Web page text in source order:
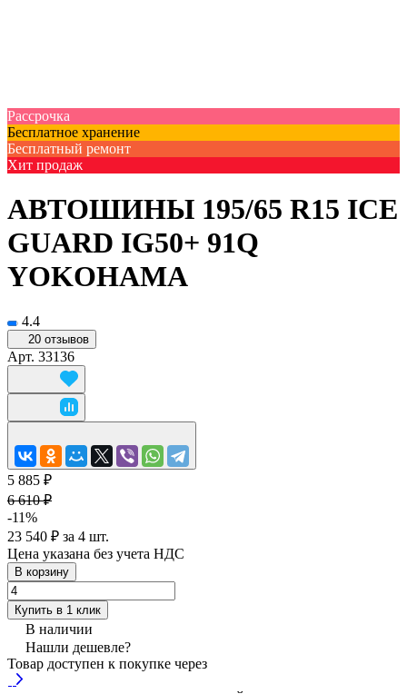
Рассрочка
Бесплатное хранение
Бесплатный ремонт
Хит продаж
АВТОШИНЫ 195/65 R15 ICE
GUARD IG50+ 91Q
YOKOHAMA
4.4
20 отзывов
Арт. 33136
5 885 ₽
6 610 ₽
-11%
23 540 ₽ за 4 шт.
Цена указана без учета НДС
В корзину
Купить в 1 клик
В наличии
Нашли дешевле?
Товар доступен к покупке через